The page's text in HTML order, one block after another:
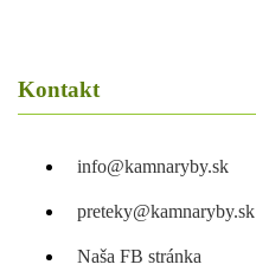
Kontakt
info@kamnaryby.sk
preteky@kamnaryby.sk
Naša FB stránka